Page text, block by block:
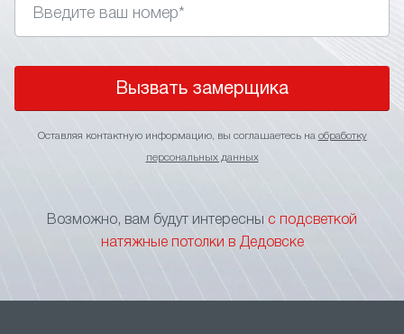
в интерьере световых линий позволяет визуально
пространство помещения или выделить
определенный участок.
оптимальное решение для зонирования
пространства без применения перегородок
перемещения. Тонкие световые линии на потолке
станут прекрасным указателем границы
Вызвать замерщика
Оставляя контактную информацию, вы соглашаетесь на обработку
персональных данных
Возможно, вам будут интересны с подсветкой
натяжные потолки в Дедовске